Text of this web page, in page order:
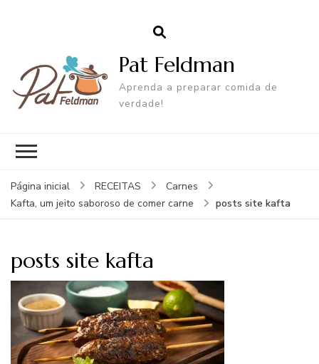
Pat Feldman
Aprenda a preparar comida de
verdade!
Página inicial RECEITAS
Carnes
Kafta, um jeito saboroso de comer carne
posts site kafta
posts site kafta